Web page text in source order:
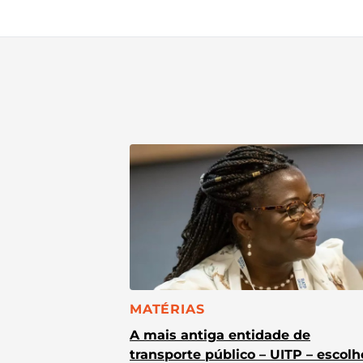
CATEGORIA:
MATÉRIAS
A mais antiga entidade de
transporte público – UITP –